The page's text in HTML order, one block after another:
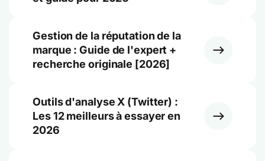
Gestion de la réputation de la
marque : Guide de l'expert +
recherche originale [2026]
Outils d'analyse X (Twitter) :
Les 12 meilleurs à essayer en
2026